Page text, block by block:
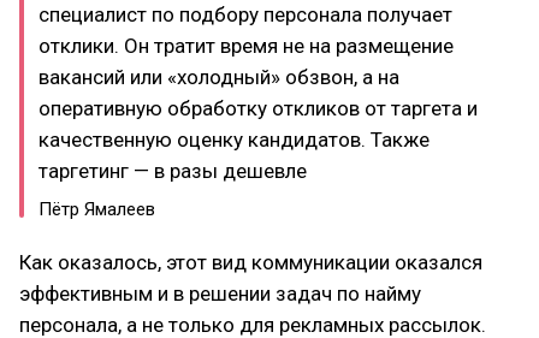
специалист по подбору персонала получает
отклики. Он тратит время не на размещение
вакансий или «холодный» обзвон, а на
оперативную обработку откликов от таргета и
качественную оценку кандидатов. Также
таргетинг — в разы дешевле
Пётр Ямалеев
Как оказалось, этот вид коммуникации оказался
эффективным и в решении задач по найму
персонала, а не только для рекламных рассылок.